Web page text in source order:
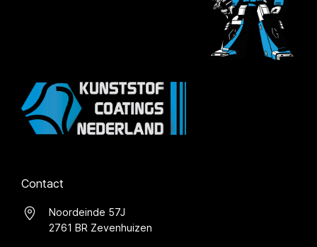
Contact
Noordeinde 57J
2761 BR Zevenhuizen